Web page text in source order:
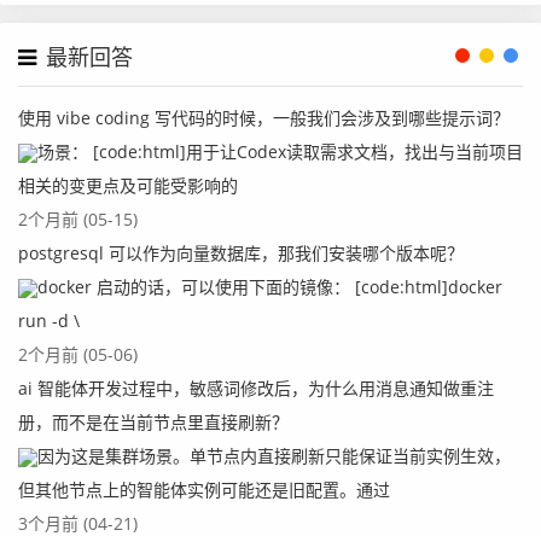
最新回答
使用 vibe coding 写代码的时候，一般我们会涉及到哪些提示词？
场景： [code:html]用于让Codex读取需求文档，找出与当前项目
相关的变更点及可能受影响的
2个月前 (05-15)
postgresql 可以作为向量数据库，那我们安装哪个版本呢？
docker 启动的话，可以使用下面的镜像： [code:html]docker
run -d \
2个月前 (05-06)
ai 智能体开发过程中，敏感词修改后，为什么用消息通知做重注
册，而不是在当前节点里直接刷新？
因为这是集群场景。单节点内直接刷新只能保证当前实例生效，
但其他节点上的智能体实例可能还是旧配置。通过
3个月前 (04-21)